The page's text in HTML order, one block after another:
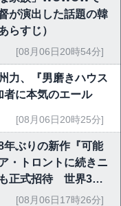
が演出した話題の韓
らすじ）
[08月06日20時54分]
力、『男磨きハウス
者に本気のエール
[08月06日20時25分]
年ぶりの新作『可能
・トロントに続きニ
正式招待 世界3大
映画
[08月06日17時26分]